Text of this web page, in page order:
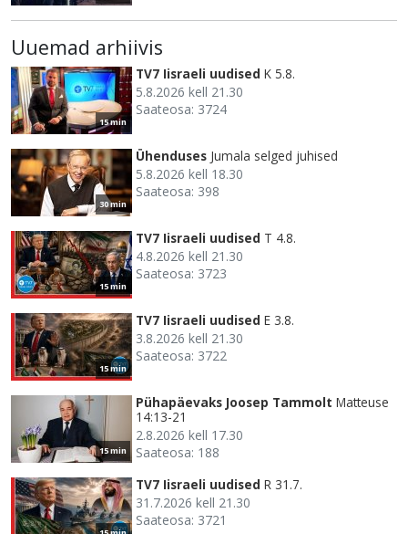
Uuemad arhiivis
15 min
TV7 Iisraeli uudised K 5.8.
5.8.2026 kell 21.30
Saateosa: 3724
30 min
Ühenduses Jumala selged juhised
5.8.2026 kell 18.30
Saateosa: 398
15 min
TV7 Iisraeli uudised T 4.8.
4.8.2026 kell 21.30
Saateosa: 3723
15 min
TV7 Iisraeli uudised E 3.8.
3.8.2026 kell 21.30
Saateosa: 3722
15 min
Pühapäevaks Joosep Tammolt Matteuse
14:13-21
2.8.2026 kell 17.30
Saateosa: 188
TV7 Iisraeli uudised R 31.7.
31.7.2026 kell 21.30
Saateosa: 3721